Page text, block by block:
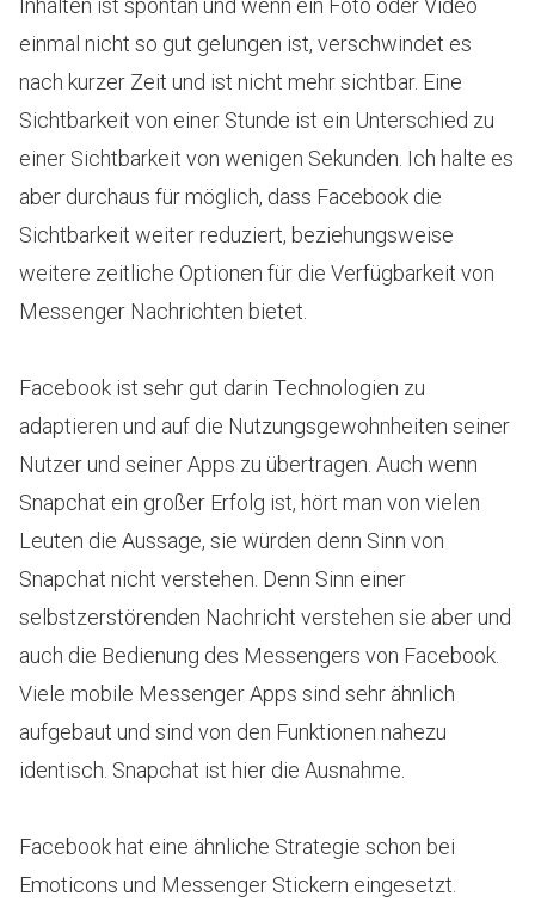
Inhalten ist spontan und wenn ein Foto oder Video
einmal nicht so gut gelungen ist, verschwindet es
nach kurzer Zeit und ist nicht mehr sichtbar. Eine
Sichtbarkeit von einer Stunde ist ein Unterschied zu
einer Sichtbarkeit von wenigen Sekunden. Ich halte es
aber durchaus für möglich, dass Facebook die
Sichtbarkeit weiter reduziert, beziehungsweise
weitere zeitliche Optionen für die Verfügbarkeit von
Messenger Nachrichten bietet.
Facebook ist sehr gut darin Technologien zu
adaptieren und auf die Nutzungsgewohnheiten seiner
Nutzer und seiner Apps zu übertragen. Auch wenn
Snapchat ein großer Erfolg ist, hört man von vielen
Leuten die Aussage, sie würden denn Sinn von
Snapchat nicht verstehen. Denn Sinn einer
selbstzerstörenden Nachricht verstehen sie aber und
auch die Bedienung des Messengers von Facebook.
Viele mobile Messenger Apps sind sehr ähnlich
aufgebaut und sind von den Funktionen nahezu
identisch. Snapchat ist hier die Ausnahme.
Facebook hat eine ähnliche Strategie schon bei
Emoticons und Messenger Stickern eingesetzt.